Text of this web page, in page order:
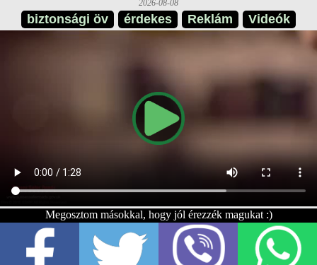
2026-08-08
biztonsági öv érdekes Reklám Videók
Megosztom másokkal, hogy jól érezzék magukat :)